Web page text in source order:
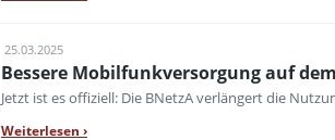
25.03.2025
Bessere Mobilfunkversorgung auf
Jetzt ist es offiziell: Die BNetzA verlängert die
Weiterlesen ›